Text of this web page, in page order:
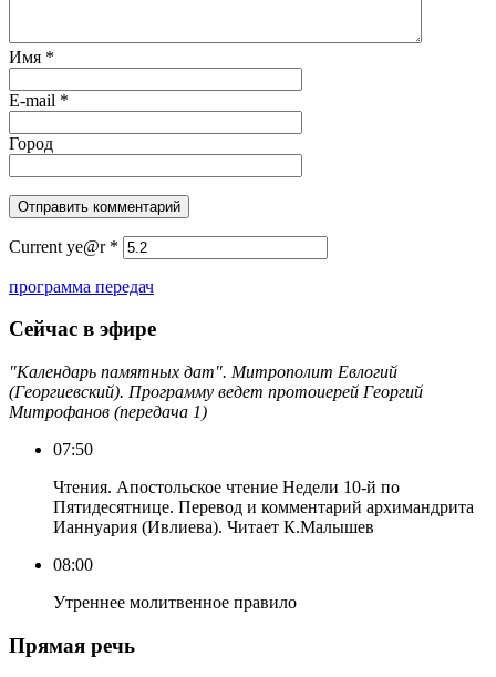
Имя *
E-mail *
Город
Current ye@r *
программа передач
Сейчас в эфире
"Календарь памятных дат". Митрополит Евлогий
(Георгиевский). Программу ведет протоиерей Георгий
Митрофанов (передача 1)
07:50
Чтения. Апостольское чтение Недели 10-й по
Пятидесятнице. Перевод и комментарий архимандрита
Ианнуария (Ивлиева). Читает К.Малышев
08:00
Утреннее молитвенное правило
Прямая речь